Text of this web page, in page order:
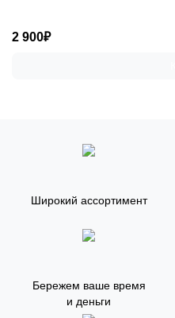
2 900₽
Широкий ассортимент
Бережем ваше время
и деньги